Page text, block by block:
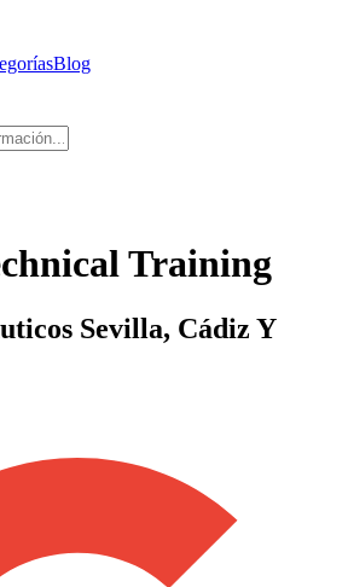
Blog
Training
Sevilla, Cádiz Y